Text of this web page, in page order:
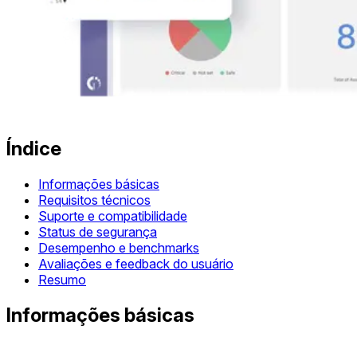
Índice
Informações básicas
Requisitos técnicos
Suporte e compatibilidade
Status de segurança
Desempenho e benchmarks
Avaliações e feedback do usuário
Resumo
Informações básicas